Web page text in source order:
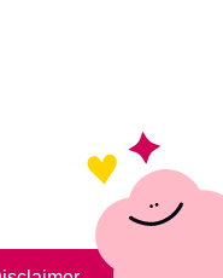
in een nieuw venster
opent in een nieuw
opent in een nieuw